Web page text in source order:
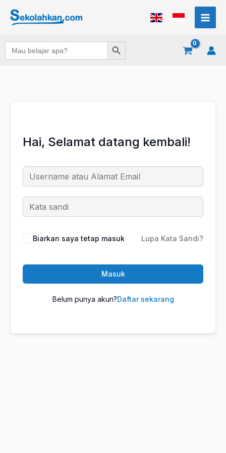
Search
for:
Search Button
Hai, Selamat datang kembali!
Biarkan saya tetap masuk Lupa Kata Sandi?
Masuk
Belum punya akun?Daftar sekarang